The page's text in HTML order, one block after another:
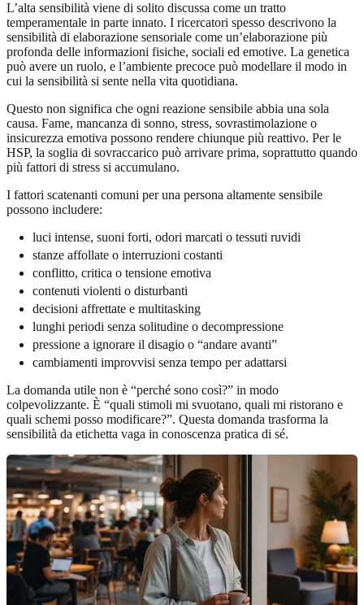
L’alta sensibilità viene di solito discussa come un tratto
temperamentale in parte innato. I ricercatori spesso descrivono la
sensibilità di elaborazione sensoriale come un’elaborazione più
profonda delle informazioni fisiche, sociali ed emotive. La genetica
può avere un ruolo, e l’ambiente precoce può modellare il modo in
cui la sensibilità si sente nella vita quotidiana.
Questo non significa che ogni reazione sensibile abbia una sola
causa. Fame, mancanza di sonno, stress, sovrastimolazione o
insicurezza emotiva possono rendere chiunque più reattivo. Per le
HSP, la soglia di sovraccarico può arrivare prima, soprattutto quando
più fattori di stress si accumulano.
I fattori scatenanti comuni per una persona altamente sensibile
possono includere:
luci intense, suoni forti, odori marcati o tessuti ruvidi
stanze affollate o interruzioni costanti
conflitto, critica o tensione emotiva
contenuti violenti o disturbanti
decisioni affrettate e multitasking
lunghi periodi senza solitudine o decompressione
pressione a ignorare il disagio o “andare avanti”
cambiamenti improvvisi senza tempo per adattarsi
La domanda utile non è “perché sono così?” in modo
colpevolizzante. È “quali stimoli mi svuotano, quali mi ristorano e
quali schemi posso modificare?”. Questa domanda trasforma la
sensibilità da etichetta vaga in conoscenza pratica di sé.